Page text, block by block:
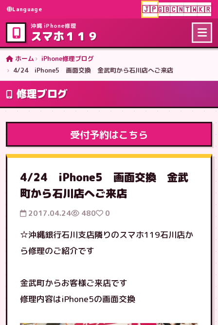
Language 🇯🇵🇬🇧🇨🇳🇹🇼🇰🇷
沖縄 iPhone修理
スマホ１１９
ホーム
iPhone修理ブログ
4/24 iPhone5 画面交換 金武町から石川店へご来店
修理ブログ
受付予約はこちら
4/24 iPhone5 画面交換 金武
町から石川店へご来店
2017.04.24 480 0
☆沖縄銀行石川支店隣りのスマホ119石川店か
ら修理のご紹介です
金武町からお客様ご来店です
修理内容はiPhone5の画面交換